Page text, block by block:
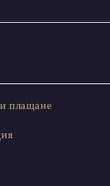
плащане